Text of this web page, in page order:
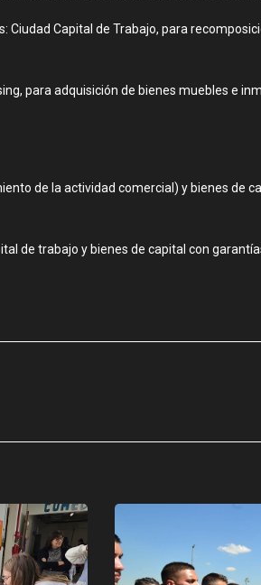
Capital de Trabajo, para
para adquisición de bienes muebles e
de la actividad comercial) y bienes de
de trabajo y bienes de capital con